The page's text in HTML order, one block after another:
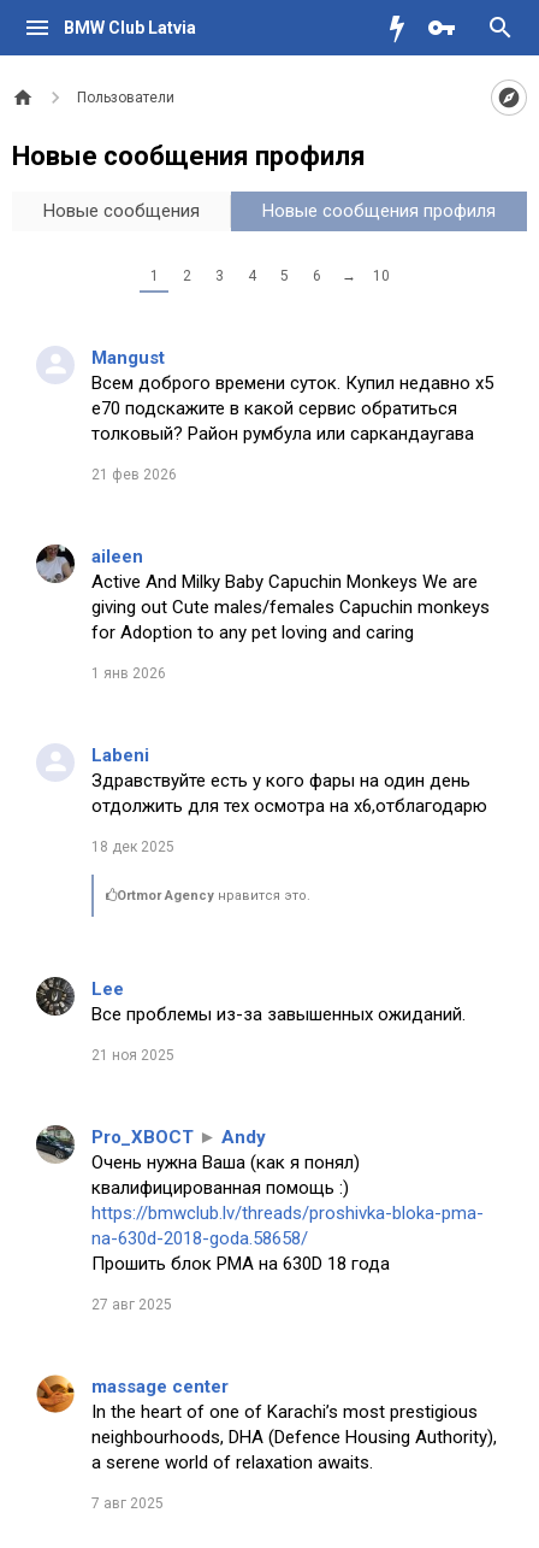
BMW Club Latvia
Пользователи
Новые сообщения профиля
Новые сообщения Новые сообщения профиля
1 2 3 4 5 6 → 10
Mangust
Всем доброго времени суток. Купил недавно х5
е70 подскажите в какой сервис обратиться
толковый? Район румбула или саркандаугава
21 фев 2026
aileen
Active And Milky Baby Capuchin Monkeys We are
giving out Cute males/females Capuchin monkeys
for Adoption to any pet loving and caring
1 янв 2026
Labeni
Здравствуйте есть у кого фары на один день
отдолжить для тех осмотра на х6,отблагодарю
18 дек 2025
Ortmor Agency нравится это.
Lee
Все проблемы из-за завышенных ожиданий.
21 ноя 2025
Pro_XBOCT ► Andy
Очень нужна Ваша (как я понял)
квалифицированная помощь :)
https://bmwclub.lv/threads/proshivka-bloka-pma-
na-630d-2018-goda.58658/
Прошить блок PMA на 630D 18 года
27 авг 2025
massage center
In the heart of one of Karachi’s most prestigious
neighbourhoods, DHA (Defence Housing Authority),
a serene world of relaxation awaits.
7 авг 2025